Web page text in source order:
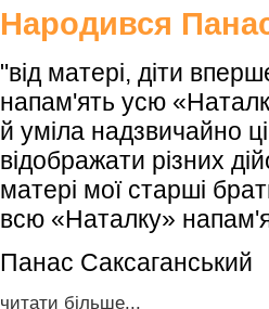
Народився
"від матері, діти
напам'ять усю
й уміла надзвичайно
відображати різних
матері мої старші
всю «Наталку»
Панас Саксаганський
читати більше...